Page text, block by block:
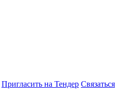
Пригласить на Тендер Связаться